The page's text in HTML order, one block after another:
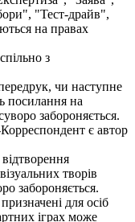
"Тест-драйв",
на правах
з
чи наступне
посилання на
забороняється.
є автор
творів
забороняється.
для осіб
іграх може